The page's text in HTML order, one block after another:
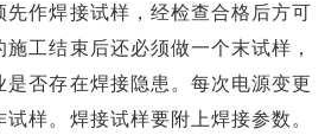
先作焊接试样，经检查合格后方可
工结束后还必须做一个末试样，
是否存在焊接隐患。每次电源变更
样。焊接试样要附上焊接参数。